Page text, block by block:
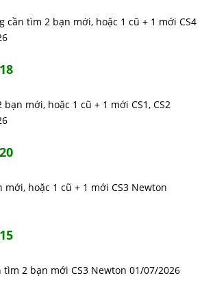
cần tìm 2 bạn mới, hoặc 1 cũ + 1 mới CS4
mới, hoặc 1 cũ + 1 mới CS1, CS2
mới, hoặc 1 cũ + 1 mới CS3 Newton
tìm 2 bạn mới CS3 Newton 01/07/2026